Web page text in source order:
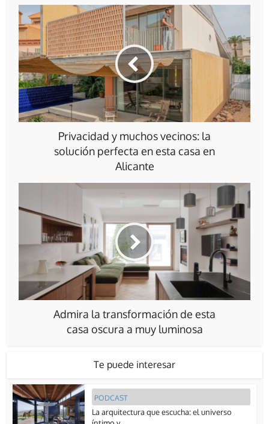
Privacidad y muchos vecinos: la
solución perfecta en esta casa en
Alicante
Admira la transformación de esta
casa oscura a muy luminosa
Te puede interesar
PODCAST
La arquitectura que escucha: el universo